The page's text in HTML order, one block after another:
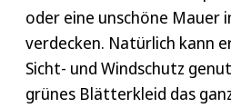
pflegeleicht und bedarf
großen Aufmerksamkeit.
oder Gebäude
daher regelmäßig die
Achtung:Efeu lässt sich
Wänden und anderem
Standort vor allem im
oder eine unschöne Mauer
verdecken. Natürlich kann
Sicht- und Windschutz
grünes Blätterkleid das